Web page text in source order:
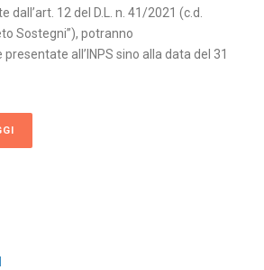
dall’art. 12 del D.L. n. 41/2021 (c.d.
Sostegni”), potranno
presentate all’INPS sino alla data del 31